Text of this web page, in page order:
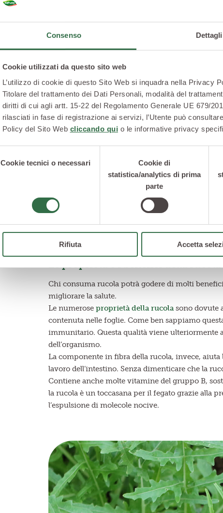
Consenso Dettagli
Cookie utilizzati da questo sito web
L’utilizzo di cookie di questo Sito Web si inquadra nella Privacy
Titolare del trattamento dei Dati Personali, modalità del
diritti di cui agli artt. 15-22 del Regolamento Generale UE 679/
rilasciati in fase di registrazione ai servizi, l’Utente può
Policy del Sito Web cliccando qui o le informative privacy
Cookie tecnici o necessari
Cookie di
statistica/analytics di prima
parte
Rifiuta Accetta
Chi consuma rucola potrà godere di molti
migliorare la salute.
Le numerose proprietà della rucola sono dovute
contenuta nelle foglie. Come ben sappiamo
immunitario. Questa qualità viene ulteriormente
dell’organismo.
La componente in fibra della rucola, invece,
lavoro dell’intestino. Senza dimenticare che la
Contiene anche molte vitamine del gruppo B,
la rucola è un toccasana per il fegato grazie alla
l’espulsione di molecole nocive.